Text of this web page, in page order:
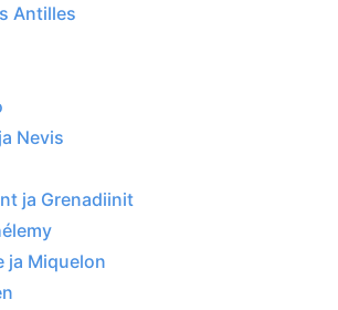
Antilles
Nevis
ja Grenadiinit
Miquelon